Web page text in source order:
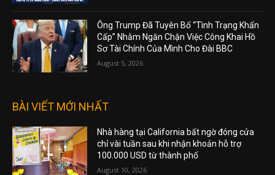
Ông Trump Đã Tuyên Bố “Tình Trạng Khẩn
Cấp” Nhằm Ngăn Chặn Việc Công Khai Hồ
Sơ Tài Chính Của Mình Cho Đài BBC
August 5, 2026
BÀI VIẾT MỚI NHẤT
Nhà hàng tại California bất ngờ đóng cửa
chỉ vài tuần sau khi nhận khoản hỗ trợ
100.000 USD từ thành phố
August 10, 2026